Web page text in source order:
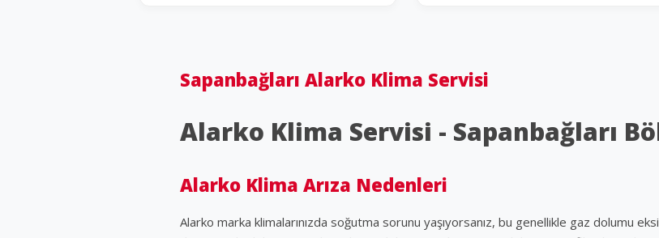
Sapanbağları Alarko Klima Servisi
Alarko Klima Servisi - Sapanbağları
Alarko Klima Arıza Nedenleri
Alarko marka klimalarınızda soğutma sorunu yaşıyorsanız, bu genellikle gaz dolumu